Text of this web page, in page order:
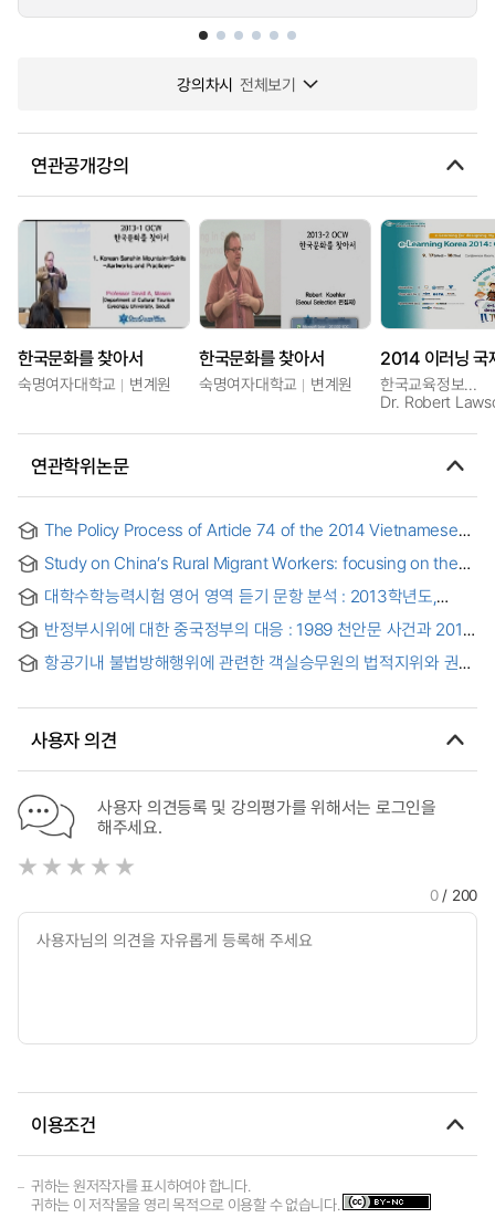
강의차시 전체보기
연관공개강의
한국문화를 찾아서
숙명여자대학교 변계원
한국문화를 찾아서
숙명여자대학교 변계원
한국교육정보진흥협회
Dr. Robert
연관학위논문
The Policy Process of Article 74 of the 2014 Vietnamese
Failed Policy = 베트남 주택법 제74조의 2014년 정책과정:
조직간 갈등이 정책실패로 이어지는 과정
Study on China’s Rural Migrant Workers: focusing on the
National New-Type Urbanization Plan (2014-2020) and the
Hukou Reform
대학수학능력시험 영어 영역 듣기 문항 분석 : 2013학년도,
2014학년도 수준별 B형 및 2015학년도 수능을 중심으로 = An
Analysis of Listening Items of English in College Scholastic
Ability Tests of 2013, 2014 and 2015
반정부시위에 대한 중국정부의 대응 : 1989 천안문 사건과 2014
홍콩 시위를 중심으로
항공기내 불법방해행위에 관련한 객실승무원의 법적지위와 권한
Crew With Respect to Acts of Unlawful Interference : With
사용자 의견
사용자 의견등록 및 강의평가를 위해서는 로그인을
해주세요.
0/ 200
이용조건
귀하는 원저작자를 표시하여야 합니다.
귀하는 이 저작물을 영리 목적으로 이용할 수 없습니다.